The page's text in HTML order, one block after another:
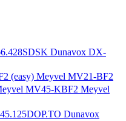
Dunavox DX-
Meyvel MV21-BF2
Meyvel
Dunavox